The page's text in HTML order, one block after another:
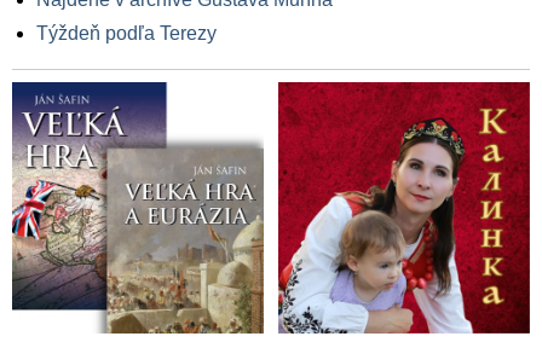
Týždeň podľa Terezy